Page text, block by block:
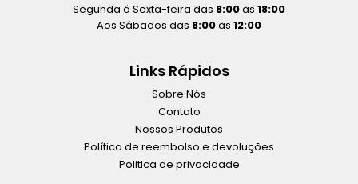
Segunda á Sexta-feira das 8:00às 18:00
Aos Sábados das 8:00às 12:00
Links Rápidos
Sobre Nós
Contato
Nossos Produtos
Política de reembolso e devoluções
Politica de privacidade